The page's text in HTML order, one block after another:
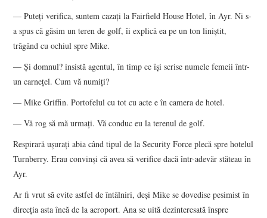
— Puteţi verifica, suntem cazaţi la Fairfield House Hotel, în Ayr. Ni s-
a spus că găsim un teren de golf, îi explică ea pe un ton liniştit,
trăgând cu ochiul spre Mike.
— Şi domnul? insistă agentul, în timp ce îşi scrise numele femeii într-
un carneţel. Cum vă numiţi?
— Mike Griffin. Portofelul cu tot cu acte e în camera de hotel.
— Vă rog să mă urmaţi. Vă conduc eu la terenul de golf.
Respirară uşuraţi abia când tipul de la Security Force plecă spre hotelul
Turnberry. Erau convinşi că avea să verifice dacă într-adevăr stăteau în
Ayr.
Ar fi vrut să evite astfel de întâlniri, deşi Mike se dovedise pesimist în
direcţia asta încă de la aeroport. Ana se uită dezinteresată înspre